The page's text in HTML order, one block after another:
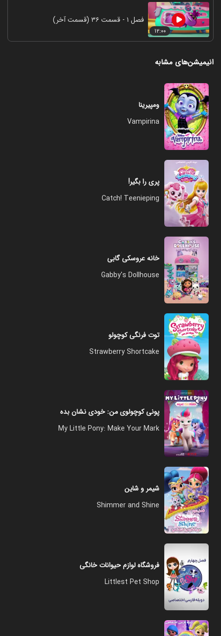
۱۲:۰۰
فصل ۱ - قسمت ۳۶ (قسمت آخر)
انیمیشن‌های مشابه
ومپیرینا
Vampirina
پری را بگیر!
Catch! Teenieping
خانه عروسکی گابی
Gabby's Dollhouse
توت فرنگی کوچولو
Strawberry Shortcake
پونی کوچولوی من: خودی نشان بده
My Little Pony: Make Your Mark
شیمر و شاین
Shimmer and Shine
فروشگاه لوازم حیوانات خانگی
Littlest Pet Shop